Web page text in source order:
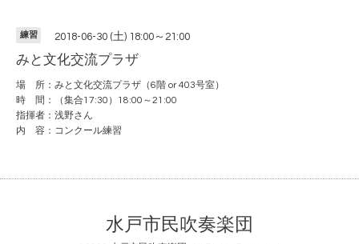
練習 2018-06-30 (土) 18:00～21:00
みと文化交流プラザ
場 所：みと文化交流プラザ（6階 or 403号室）
時 間：（集合17:30）18:00～21:00
指揮者：浅野さん
内 容：コンクール練習
水戸市民吹奏楽団